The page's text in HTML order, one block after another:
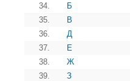
34.
Б
35.
В
36.
Д
37.
Е
38.
Ж
39.
З